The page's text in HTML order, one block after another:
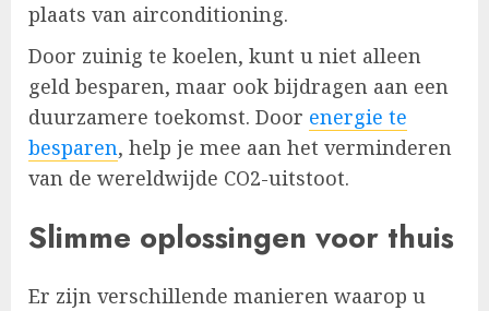
plaats van airconditioning.
Door zuinig te koelen, kunt u niet alleen
geld besparen, maar ook bijdragen aan een
duurzamere toekomst. Door energie te
besparen, help je mee aan het verminderen
van de wereldwijde CO2-uitstoot.
Slimme oplossingen voor thuis
Er zijn verschillende manieren waarop u